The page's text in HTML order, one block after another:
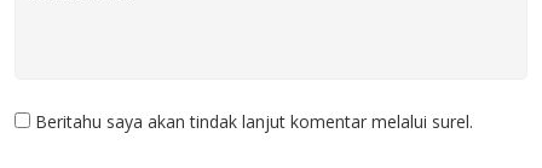
Beritahu saya akan tindak lanjut komentar melalui surel.